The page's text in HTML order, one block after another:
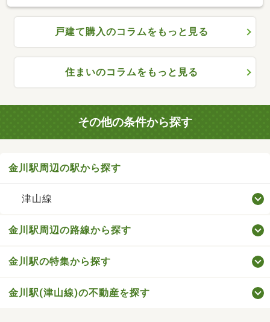
戸建て購入のコラムをもっと見る
住まいのコラムをもっと見る
その他の条件から探す
金川駅周辺の駅から探す
津山線
金川駅周辺の路線から探す
金川駅の特集から探す
金川駅(津山線)の不動産を探す